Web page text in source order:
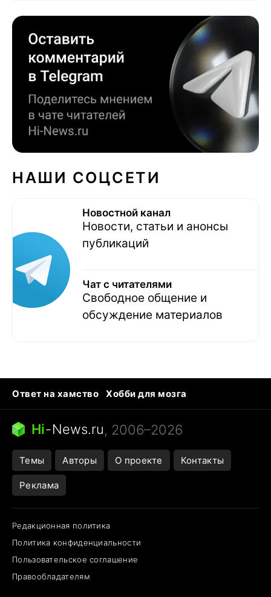
НАШИ СОЦСЕТИ
Новостной канал
Новости, статьи и анонсы
публикаций
Чат с читателями
Свободное общение и
обсуждение материалов
Ответ на хамство
Хобби для мозга
Бензин 100 и 95
Тунцы в океанариуме
Следующая пандемия
Hi-News.ru, 2006–2026
Темы Авторы О проекте Контакты
Реклама
Редакционная политика
Политика конфиденциальности
Пользовательское соглашение
Правообладателям